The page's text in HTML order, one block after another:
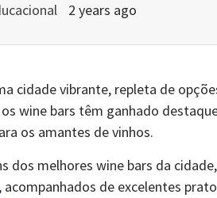
2 years ago
cidade vibrante, repleta de
os wine bars têm ganhado
os amantes de vinhos.
dos melhores wine bars da
acompanhados de excelentes